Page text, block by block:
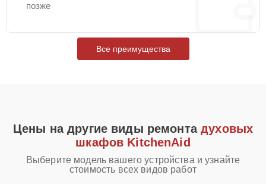
позже
Все преимущества
Цены на другие виды ремонтадуховых
шкафов KitchenAid
Выберите модель вашего устройства и узнайте
стоимость всех видов работ